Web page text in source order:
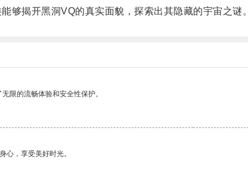
揭开黑洞VQ的真实面貌，探索出其隐藏的宇宙之谜。
限的流畅体验和安全性保护。
心，享受美好时光。